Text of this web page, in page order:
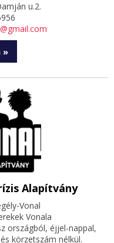
u.2.
»
Alapítvány
Vonal
Vonala
országból, éjjel-nappal,
körzetszám nélkül.